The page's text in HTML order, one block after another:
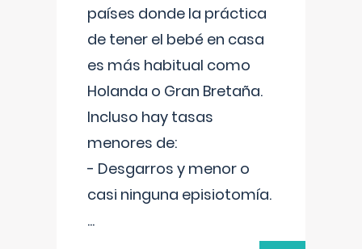
países donde la práctica
de tener el bebé en casa
es más habitual como
Holanda o Gran Bretaña.
Incluso hay tasas
menores de:
- Desgarros y menor o
casi ninguna episiotomía.
...